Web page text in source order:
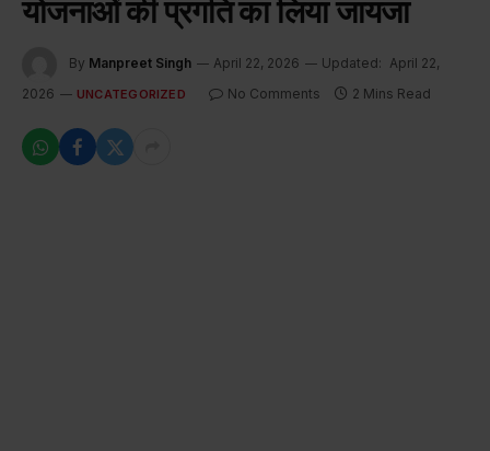
योजनाओं की प्रगति का लिया जायजा
By Manpreet Singh April 22, 2026 Updated: April 22,
2026
UNCATEGORIZED No Comments 2 Mins Read